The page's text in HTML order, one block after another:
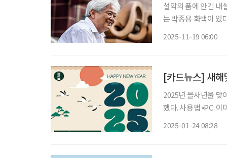
설악의 품에 안긴 내
는 박종용 화백이 있다. 50년 넘
2025-11-19 06:00
[카드뉴스] 새해
2025년 을사년울 맞
했다. 사용법 ⦁PC: 이미지에 마우스를 대고 오른쪽 클릭 후 ‘다른 이름으로 저장’ ⦁모바일: 이미
2025-01-24 08:28